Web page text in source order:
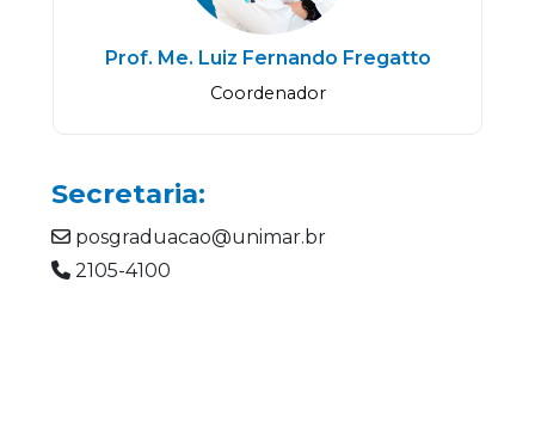
Prof. Me. Luiz Fernando Fregatto
Coordenador
Secretaria:
posgraduacao@unimar.br
2105-4100